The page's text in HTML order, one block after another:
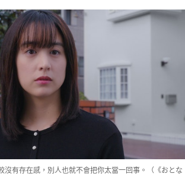
沒有存在感，別人也就不會把你太當一回事。（《おとな